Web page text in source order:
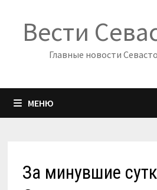
содержимому
Вести
Главные новости
МЕНЮ
За минувшие